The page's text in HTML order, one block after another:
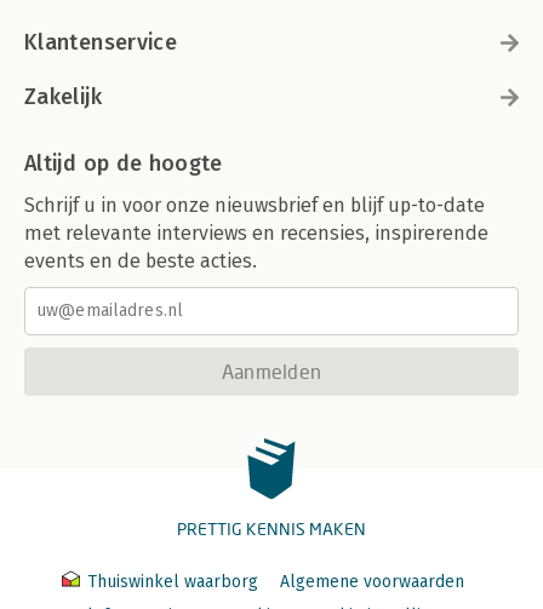
Klantenservice
Zakelijk
Altijd op de hoogte
Schrijf u in voor onze nieuwsbrief en blijf up-to-date
met relevante interviews en recensies, inspirerende
events en de beste acties.
Aanmelden
PRETTIG KENNIS MAKEN
Thuiswinkel waarborg
Algemene voorwaarden